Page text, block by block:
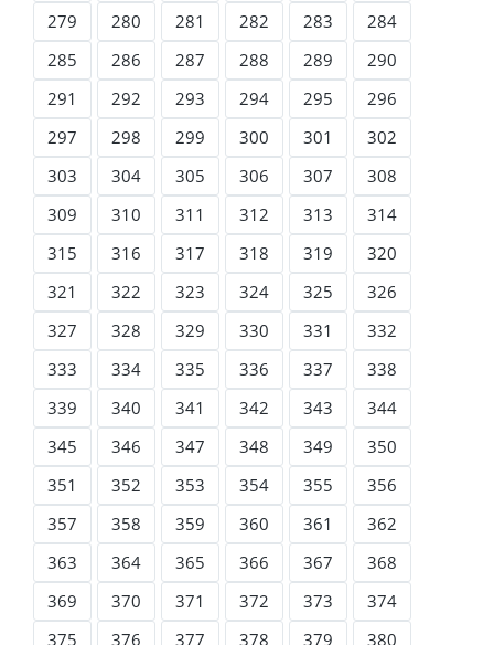
279
280 281 282 283
284
285
286 287 288 289
290
291
292 293 294 295
296
297
298 299 300 301
302
303
304 305 306 307
308
309
310 311 312 313
314
315
316 317 318 319
320
321
322 323 324 325
326
327
328 329 330 331
332
333
334 335 336 337
338
339
340 341 342 343
344
345
346 347 348 349
350
351
352 353 354 355
356
357
358 359 360 361
362
363
364 365 366 367
368
369
370 371 372 373
374
375
376 377 378 379 380